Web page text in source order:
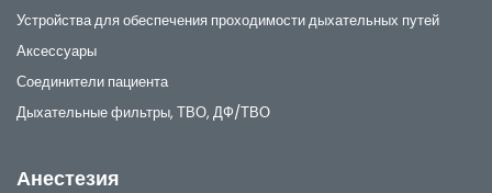
Устройства для обеспечения проходимости дыхательных путей
Аксессуары
Соединители пациента
Дыхательные фильтры, ТВО, ДФ/ТВО
Анестезия